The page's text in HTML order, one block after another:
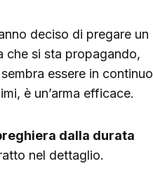
deciso di pregare un
che si sta propagando,
essere in continuo
è un’arma efficace.
dalla durata
nel dettaglio.